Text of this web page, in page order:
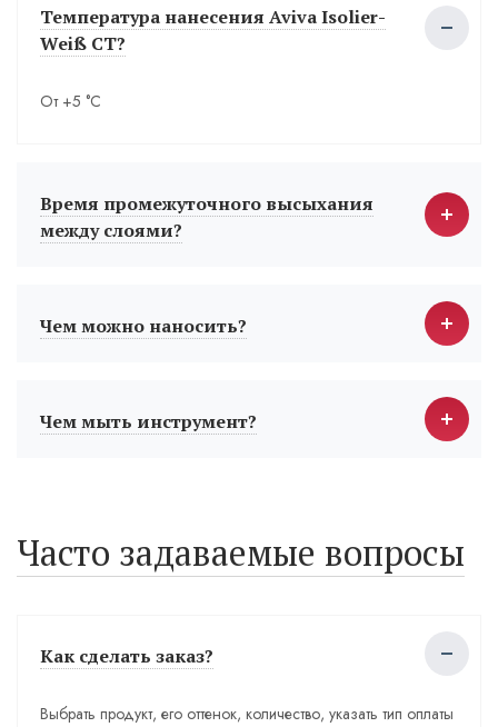
Температура нанесения Aviva Isolier-
Weiß СТ?
От +5 °С
Время промежуточного высыхания
между слоями?
Чем можно наносить?
Чем мыть инструмент?
Часто задаваемые вопросы
Как сделать заказ?
Выбрать продукт, его оттенок, количество, указать тип оплаты